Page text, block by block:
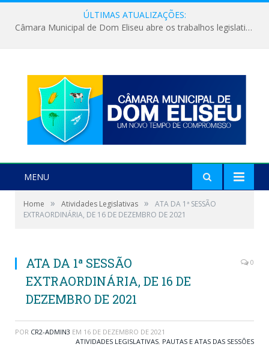
ÚLTIMAS ATUALIZAÇÕES:
Câmara Municipal de Dom Eliseu abre os trabalhos legislativos do segundo semestre
MENU
Home » Atividades Legislativas »
ATA DA 1ª SESSÃO
EXTRAORDINÁRIA, DE 16 DE DEZEMBRO DE 2021
ATA DA 1ª SESSÃO
EXTRAORDINÁRIA, DE 16 DE
DEZEMBRO DE 2021
0
POR CR2-ADMIN3 EM 16 DE DEZEMBRO DE 2021
ATIVIDADES LEGISLATIVAS, PAUTAS E ATAS DAS SESSÕES